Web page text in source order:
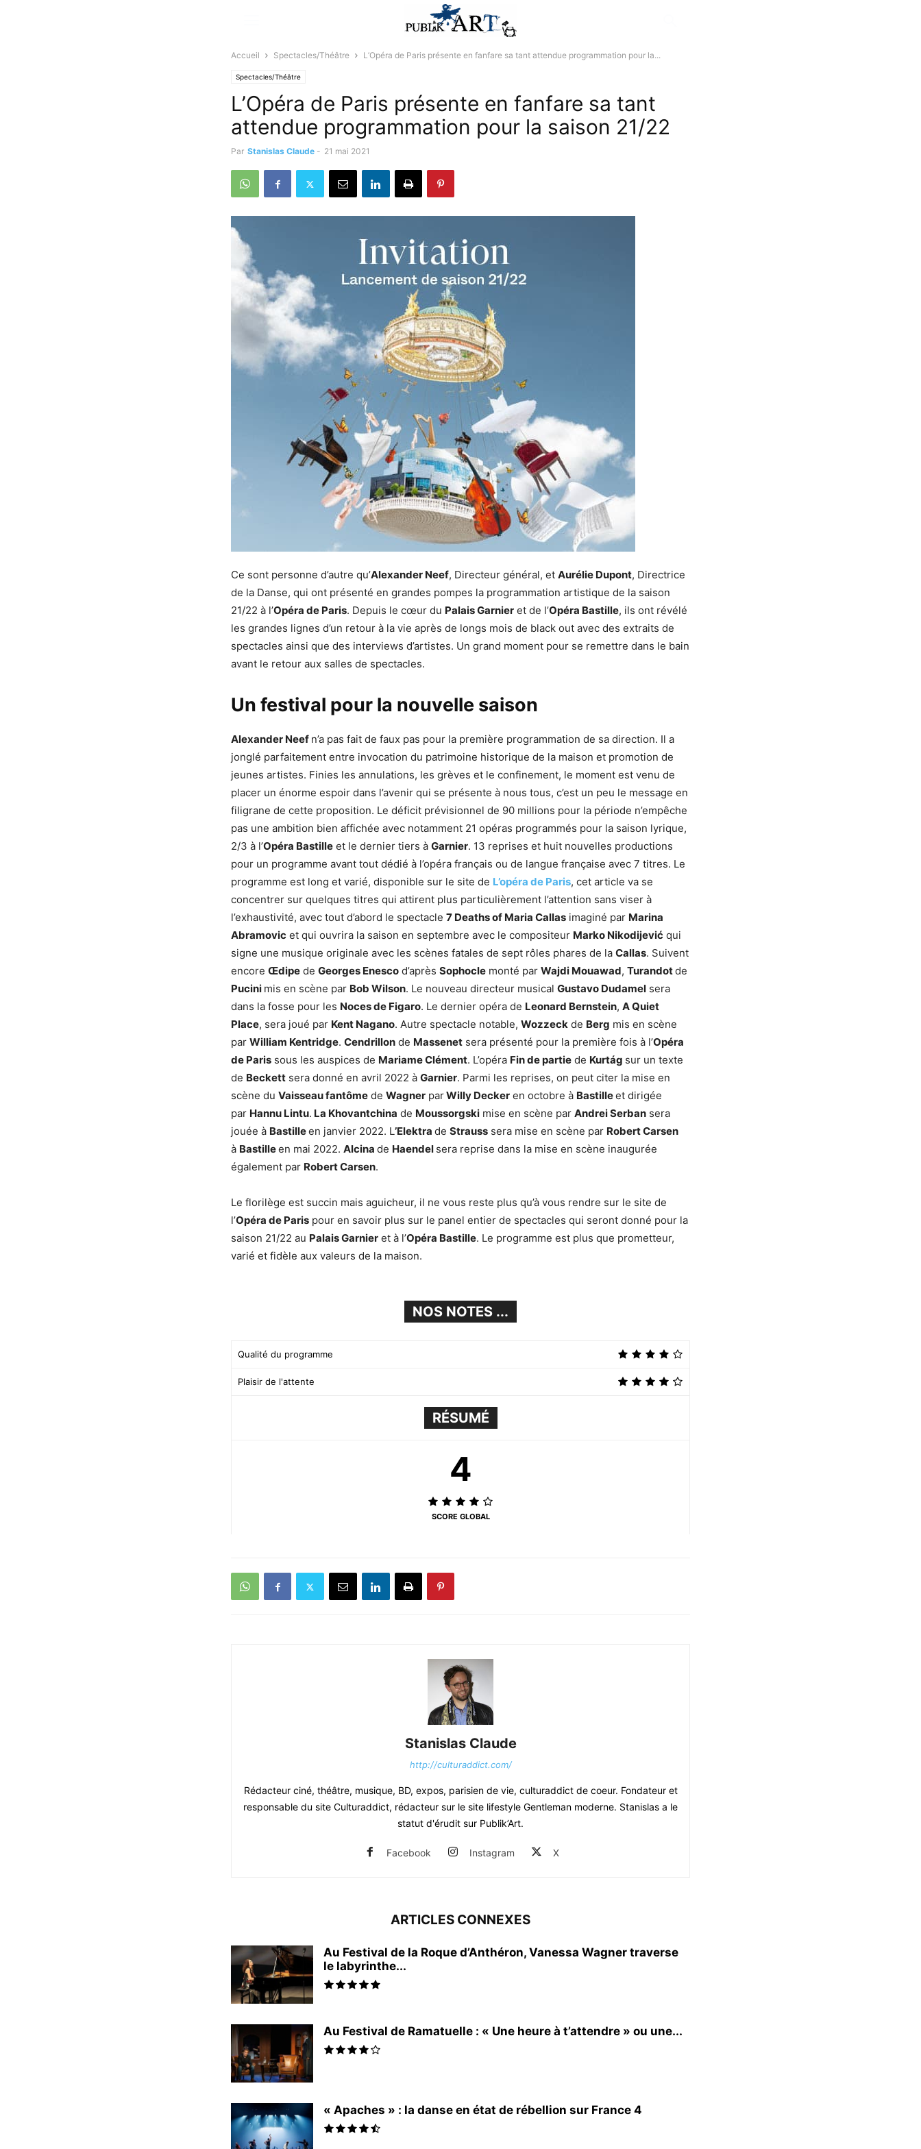
Accueil Spectacles/Théâtre L’Opéra de Paris présente en fanfare sa tant attendue programmation pour la...
Spectacles/Théâtre
L’Opéra de Paris présente en fanfare sa tant
attendue programmation pour la saison 21/22
Par Stanislas Claude - 21 mai 2021
Ce sont personne d’autre qu’Alexander Neef, Directeur général, et Aurélie Dupont, Directrice
de la Danse, qui ont présenté en grandes pompes la programmation artistique de la saison
21/22 à l’Opéra de Paris. Depuis le cœur du Palais Garnier et de l’Opéra Bastille, ils ont révélé
les grandes lignes d’un retour à la vie après de longs mois de black out avec des extraits de
spectacles ainsi que des interviews d’artistes. Un grand moment pour se remettre dans le bain
avant le retour aux salles de spectacles.
Un festival pour la nouvelle saison
Alexander Neef n’a pas fait de faux pas pour la première programmation de sa direction. Il a
jonglé parfaitement entre invocation du patrimoine historique de la maison et promotion de
jeunes artistes. Finies les annulations, les grèves et le confinement, le moment est venu de
placer un énorme espoir dans l’avenir qui se présente à nous tous, c’est un peu le message en
filigrane de cette proposition. Le déficit prévisionnel de 90 millions pour la période n’empêche
pas une ambition bien affichée avec notamment 21 opéras programmés pour la saison lyrique,
2/3 à l’Opéra Bastille et le dernier tiers à Garnier. 13 reprises et huit nouvelles productions
pour un programme avant tout dédié à l’opéra français ou de langue française avec 7 titres. Le
programme est long et varié, disponible sur le site de L’opéra de Paris, cet article va se
concentrer sur quelques titres qui attirent plus particulièrement l’attention sans viser à
l’exhaustivité, avec tout d’abord le spectacle 7 Deaths of Maria Callas imaginé par Marina
Abramovic et qui ouvrira la saison en septembre avec le compositeur Marko Nikodijević qui
signe une musique originale avec les scènes fatales de sept rôles phares de la Callas. Suivent
encore Œdipe de Georges Enesco d’après Sophocle monté par Wajdi Mouawad, Turandotde
Pucini mis en scène par Bob Wilson. Le nouveau directeur musical Gustavo Dudamel sera
dans la fosse pour les Noces de Figaro. Le dernier opéra de Leonard Bernstein, A Quiet
Place, sera joué par Kent Nagano. Autre spectacle notable, Wozzeck de Berg mis en scène
par William Kentridge. Cendrillon de Massenet sera présenté pour la première fois à l’Opéra
de Paris sous les auspices de Mariame Clément. L’opéra Fin de partie de Kurtág sur un texte
de Beckett sera donné en avril 2022 à Garnier. Parmi les reprises, on peut citer la mise en
scène du Vaisseau fantôme de Wagner parWilly Decker en octobre à Bastilleet dirigée
par Hannu Lintu. La Khovantchina de Moussorgski mise en scène par Andrei Serban sera
jouée à Bastilleen janvier 2022. L’Elektra de Strauss sera mise en scène par Robert Carsen
à Bastilleen mai 2022. Alcina de Haendel sera reprise dans la mise en scène inaugurée
également par Robert Carsen.
Le florilège est succin mais aguicheur, il ne vous reste plus qu’à vous rendre sur le site de
l’Opéra de Paris pour en savoir plus sur le panel entier de spectacles qui seront donné pour la
saison 21/22 au Palais Garnier et à l’Opéra Bastille. Le programme est plus que prometteur,
varié et fidèle aux valeurs de la maison.
NOS NOTES ...
Qualité du programme
Plaisir de l'attente
RÉSUMÉ
4
SCORE GLOBAL
Stanislas Claude
http://culturaddict.com/
Rédacteur ciné, théâtre, musique, BD, expos, parisien de vie, culturaddict de coeur. Fondateur et
responsable du site Culturaddict, rédacteur sur le site lifestyle Gentleman moderne. Stanislas a le
statut d'érudit sur Publik’Art.
Facebook Instagram X
ARTICLES CONNEXES
Au Festival de la Roque d’Anthéron, Vanessa Wagner traverse
le labyrinthe...
Au Festival de Ramatuelle : « Une heure à t’attendre » ou une...
« Apaches » : la danse en état de rébellion sur France 4